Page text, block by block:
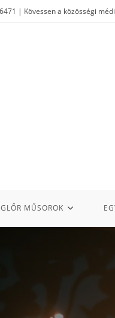
| Kövessen a közösségi
MŰSOROK